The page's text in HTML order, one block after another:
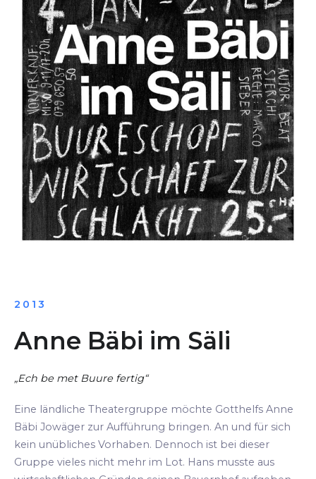
2013
Anne Bäbi im Säli
„Ech be met Buure fertig“
Eine ländliche Theatergruppe möchte Gotthelfs Anne
Bäbi Jowäger zur Aufführung bringen. An und für sich
kein unübliches Vorhaben. Dennoch ist bei dieser
Gruppe vieles nicht mehr im Lot. Hans musste aus